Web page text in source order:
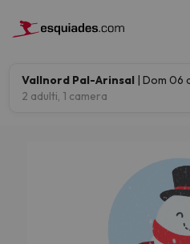
Vallnord Pal-Arinsal | Dom 06
2 adulti, 1 camera